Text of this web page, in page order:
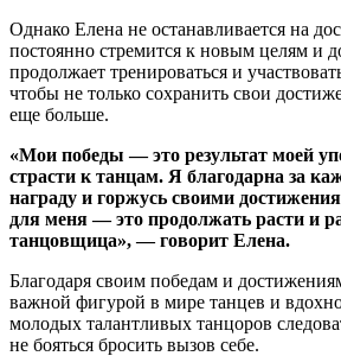
Однако Елена не останавливается на
постоянно стремится к новым целям и
продолжает тренироваться и
чтобы не только сохранить свои
еще больше.
«Мои победы — это результат моей
страсти к танцам. Я благодарна за
награду и горжусь своими
для меня — это продолжать расти и
танцовщица», — говорит Елена.
Благодаря своим победам и
важной фигурой в мире танцев и
молодых талантливых танцоров
не бояться бросить вызов себе.